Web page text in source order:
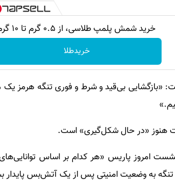
خرید شمش پلمپ طلاسی، از ۰.۵ گرم تا ۱۰ گرم
خریدطلا
«بازگشایی بی‌قید و شرط و فوری تنگه هرمز
هنوز «در حال شکل‌گیری» است.
امروز پاریس «هر کدام بر اساس
به ​​وضعیت امنیتی پس از یک آتش‌بس پایدار